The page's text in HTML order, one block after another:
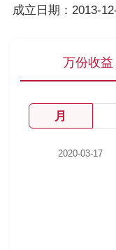
成立日期：2013-
万份收益
月
2020-03-17